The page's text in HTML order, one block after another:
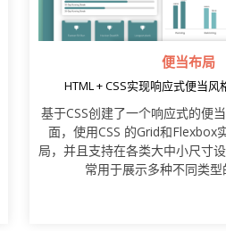
便当布局
HTML + CSS实现响应式便当
基于CSS创建了一个响应式的便
面，使用CSS 的Grid和Flexbox
局，并且支持在各类大中小尺寸
常用于展示多种不同类型